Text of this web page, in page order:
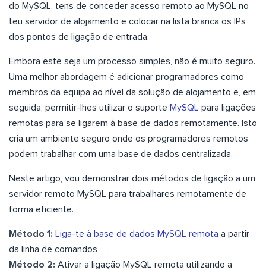
do MySQL, tens de conceder acesso remoto ao MySQL no
teu servidor de alojamento e colocar na lista branca os IPs
dos pontos de ligação de entrada.
Embora este seja um processo simples, não é muito seguro.
Uma melhor abordagem é adicionar programadores como
membros da equipa ao nível da solução de alojamento e, em
seguida, permitir-lhes utilizar o suporte MySQL para ligações
remotas para se ligarem à base de dados remotamente. Isto
cria um ambiente seguro onde os programadores remotos
podem trabalhar com uma base de dados centralizada.
Neste artigo, vou demonstrar dois métodos de ligação a um
servidor remoto MySQL para trabalhares remotamente de
forma eficiente.
Método 1: Liga-te à base de dados MySQL remota a partir
da linha de comandos
Método 2: Ativar a ligação MySQL remota utilizando a